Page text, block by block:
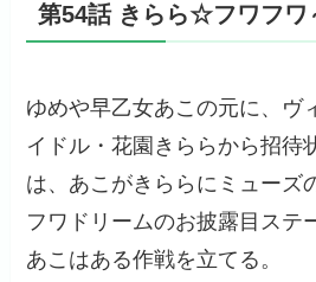
第54話 きらら☆フワフワ
ゆめや早乙女あこの元に、ヴ
イドル・花園きららから招待
は、あこがきららにミューズ
フワドリームのお披露目ステ
あこはある作戦を立てる。